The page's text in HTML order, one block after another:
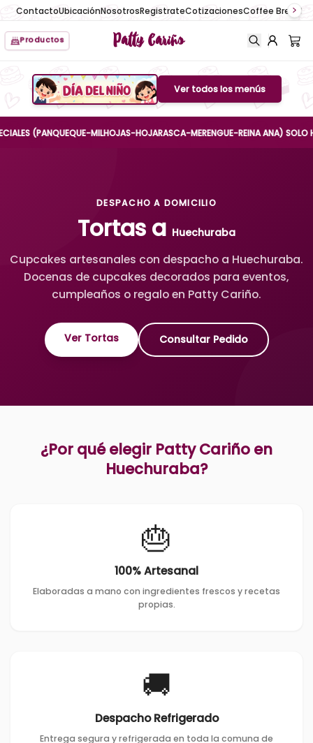
ContactoUbicaciónNosotrosRegistrateCotizacionesCoffee Break
Productos Patty Cariño
Boton de menu
Ver todos los menús
(PANQUEQUE-MILHOJAS-HOJARASCA-MERENGUE-REINA ANA) SOLO
DESPACHO A DOMICILIO
Tortas a Huechuraba
Cupcakes artesanales con despacho a Huechuraba.
Docenas de cupcakes decorados para eventos,
cumpleaños o regalo en Patty Cariño.
Ver Tortas Consultar Pedido
¿Por qué elegir Patty Cariño en
Huechuraba?
🎂
100% Artesanal
Elaboradas a mano con ingredientes frescos y recetas
propias.
🚚
Despacho Refrigerado
Entrega segura y refrigerada en toda la comuna de